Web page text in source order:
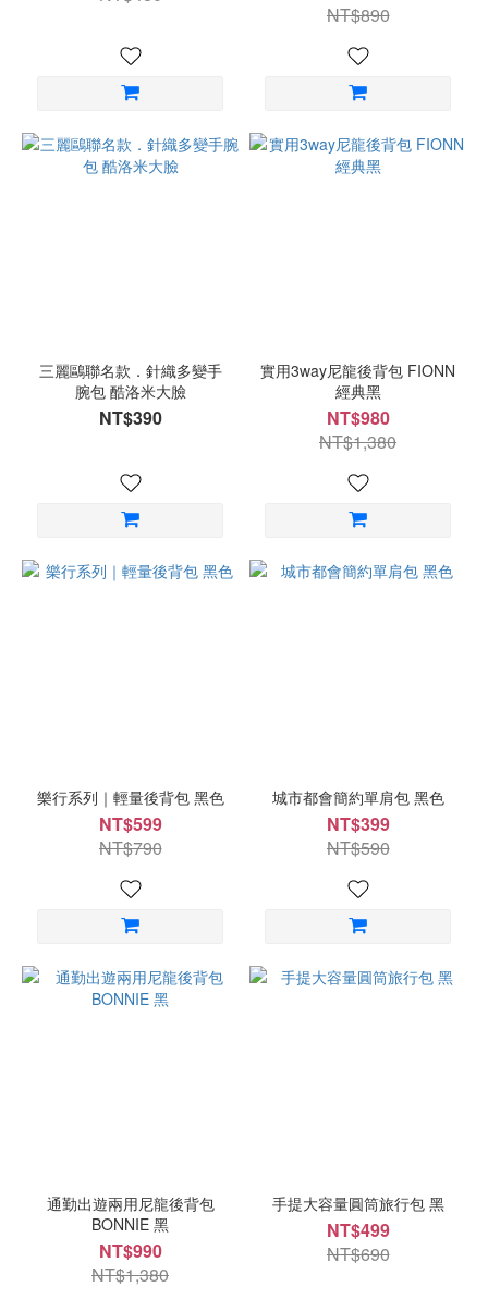
NT$890
三麗鷗聯名款．針織多變手
腕包 酷洛米大臉
NT$390
實用3way尼龍後背包 FIONN
經典黑
NT$980
NT$1,380
樂行系列｜輕量後背包 黑色
NT$599
NT$790
城市都會簡約單肩包 黑色
NT$399
NT$590
通勤出遊兩用尼龍後背包
BONNIE 黑
NT$990
NT$1,380
手提大容量圓筒旅行包 黑
NT$499
NT$690